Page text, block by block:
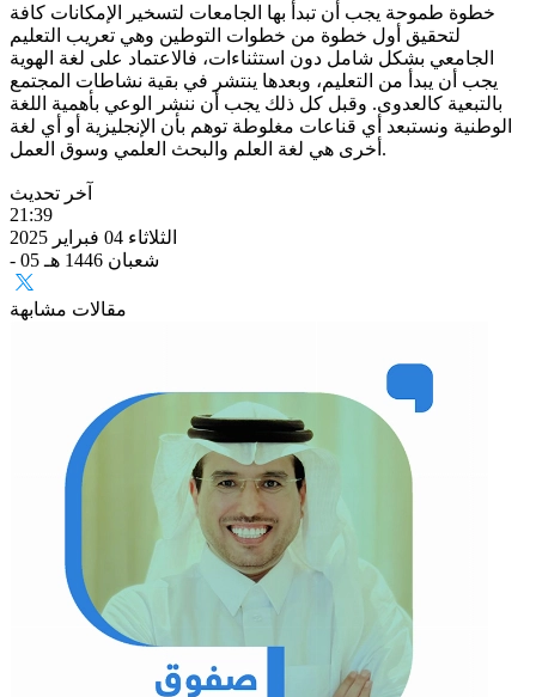
خطوة طموحة يجب أن تبدأ بها الجامعات لتسخير الإمكانات كافة
لتحقيق أول خطوة من خطوات التوطين وهي تعريب التعليم
الجامعي بشكل شامل دون استثناءات، فالاعتماد على لغة الهوية
يجب أن يبدأ من التعليم، وبعدها ينتشر في بقية نشاطات المجتمع
بالتبعية كالعدوى. وقبل كل ذلك يجب أن ننشر الوعي بأهمية اللغة
الوطنية ونستبعد أي قناعات مغلوطة توهم بأن الإنجليزية أو أي لغة
أخرى هي لغة العلم والبحث العلمي وسوق العمل.
آخر تحديث
21:39
الثلاثاء 04 فبراير 2025
- 05 شعبان 1446 هـ
مقالات مشابهة